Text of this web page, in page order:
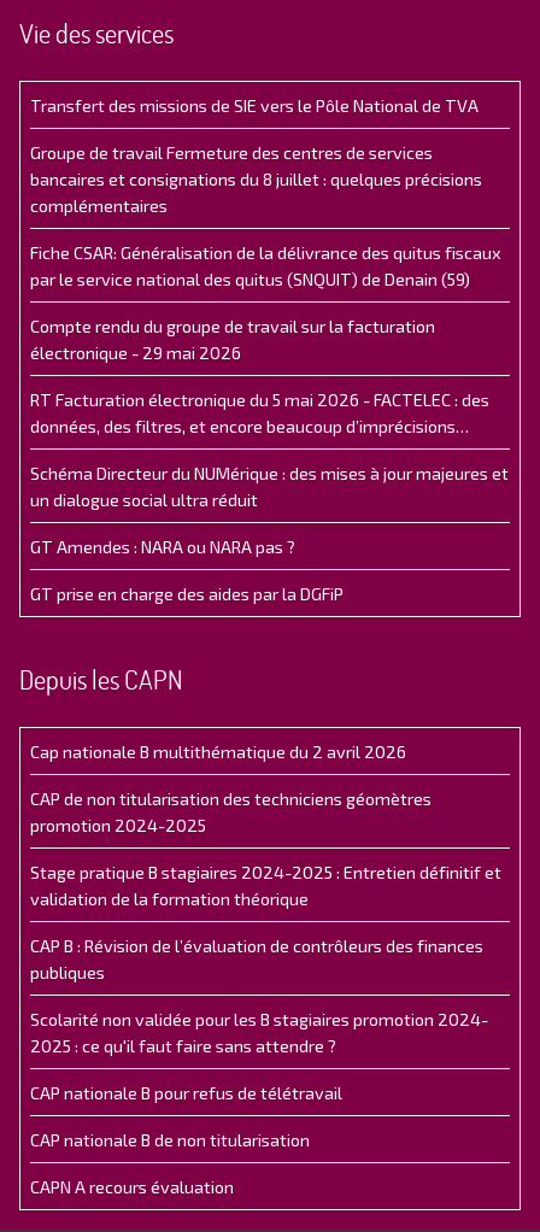
Vie des services
Transfert des missions de SIE vers le Pôle National de TVA
Groupe de travail Fermeture des centres de services
bancaires et consignations du 8 juillet : quelques précisions
complémentaires
Fiche CSAR: Généralisation de la délivrance des quitus fiscaux
par le service national des quitus (SNQUIT) de Denain (59)
Compte rendu du groupe de travail sur la facturation
électronique - 29 mai 2026
RT Facturation électronique du 5 mai 2026 - FACTELEC : des
données, des filtres, et encore beaucoup d’imprécisions…
Schéma Directeur du NUMérique : des mises à jour majeures et
un dialogue social ultra réduit
GT Amendes : NARA ou NARA pas ?
GT prise en charge des aides par la DGFiP
Depuis les CAPN
Cap nationale B multithématique du 2 avril 2026
CAP de non titularisation des techniciens géomètres
promotion 2024-2025
Stage pratique B stagiaires 2024-2025 : Entretien définitif et
validation de la formation théorique
CAP B : Révision de l’évaluation de contrôleurs des finances
publiques
Scolarité non validée pour les B stagiaires promotion 2024-
2025 : ce qu'il faut faire sans attendre ?
CAP nationale B pour refus de télétravail
CAP nationale B de non titularisation
CAPN A recours évaluation